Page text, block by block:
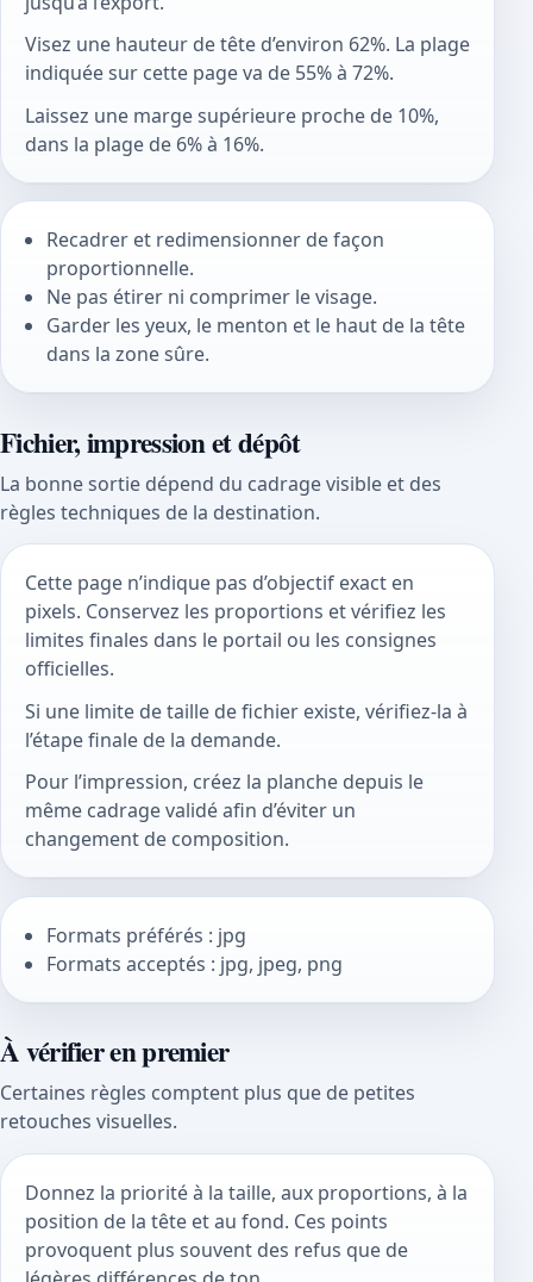
Visez une hauteur de tête d’environ 62%. La plage
indiquée sur cette page va de 55% à 72%.
Laissez une marge supérieure proche de 10%,
dans la plage de 6% à 16%.
Recadrer et redimensionner de façon
proportionnelle.
Ne pas étirer ni comprimer le visage.
Garder les yeux, le menton et le haut de la tête
dans la zone sûre.
Fichier, impression et dépôt
La bonne sortie dépend du cadrage visible et des
règles techniques de la destination.
Cette page n’indique pas d’objectif exact en
pixels. Conservez les proportions et vérifiez les
limites finales dans le portail ou les consignes
officielles.
Si une limite de taille de fichier existe, vérifiez-la à
l’étape finale de la demande.
Pour l’impression, créez la planche depuis le
même cadrage validé afin d’éviter un
changement de composition.
Formats préférés : jpg
Formats acceptés : jpg, jpeg, png
À vérifier en premier
Certaines règles comptent plus que de petites
retouches visuelles.
Donnez la priorité à la taille, aux proportions, à la
position de la tête et au fond. Ces points
provoquent plus souvent des refus que de